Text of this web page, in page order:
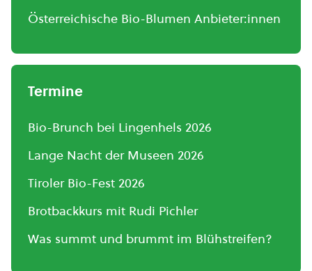
Österreichische Bio-Blumen Anbieter:innen
Termine
Bio-Brunch bei Lingenhels 2026
Lange Nacht der Museen 2026
Tiroler Bio-Fest 2026
Brotbackkurs mit Rudi Pichler
Was summt und brummt im Blühstreifen?